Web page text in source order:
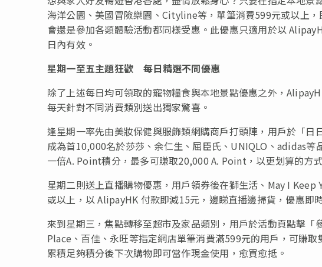
海洋公園、美國冒險樂園、Cityline等，單筆消費599元或以上
會還是參加各類體驗活動都同樣受惠。此優惠只適用於以
日內有效。
星期一至五主題狂歡
每日精選不同優惠
除了上述每日均可領取的寵物糧食與本地景點優惠之外，
每天針對不同消費類別送出獨家驚喜。
逢星期一率先由美妝保健與服飾類網購商戶打頭陣，用戶於「
成為首10,000名於莎莎、余仁生、屈臣氏、UNIQLO、adidas
一倍A. Point積分，最多可賺取20,000 A. Point，以更划算的方
星期二則送上直播購物優惠，用戶領券後在獅生活、May I
或以上，以 AlipayHK 付款即減15元，邊睇直播邊掃貨，優惠即
來到星期三，焦點轉移至超市及家品類別，用戶於活動頁點擊
Place、百佳、永旺等指定網店單筆消費滿599元的用戶，可賺
累積足夠積分後下次購物即可當作現金使用，愈買愈抵。